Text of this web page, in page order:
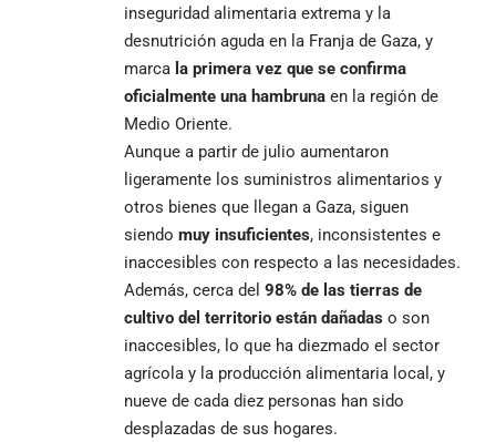
inseguridad alimentaria extrema y la
desnutrición aguda en la Franja de Gaza, y
marca la primera vez que se confirma
oficialmente una hambruna en la región de
Medio Oriente.
Aunque a partir de julio aumentaron
ligeramente los suministros alimentarios y
otros bienes que llegan a Gaza, siguen
siendo muy insuficientes, inconsistentes e
inaccesibles con respecto a las necesidades.
Además, cerca del 98% de las tierras de
cultivo del territorio están dañadas o son
inaccesibles, lo que ha diezmado el sector
agrícola y la producción alimentaria local, y
nueve de cada diez personas han sido
desplazadas de sus hogares.